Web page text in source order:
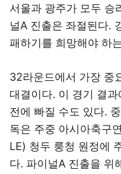
서울과 광주가 모두 승
널A 진출은 좌절된다.
패하기를 희망해야 하
32라운드에서 가장 중
대결이다. 이 경기 결
전에 빠질 수도 있다.
독은 주중 아시아축구
LE) 청두 룽청 원정에
다. 파이널A 진출을 위